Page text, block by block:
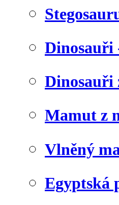
Dinosauři
Dinosauři
Mamut z
Vlněný
Egyptská